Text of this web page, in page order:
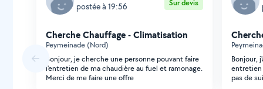
postée à 19:56 Sur devis
Cherche Chauffage - Climatisation
Peymeinade (Nord)
Bonjour, je cherche une personne pouvant faire
l'entretien de ma chaudière au fuel et ramonage.
Merci de me faire une offre
Bonjour,
entretien
pas de